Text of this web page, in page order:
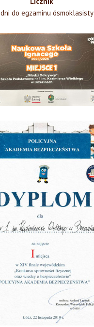
dni do egzaminu ósmoklasisty